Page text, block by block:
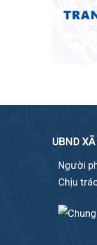
UBND
Người
Chịu